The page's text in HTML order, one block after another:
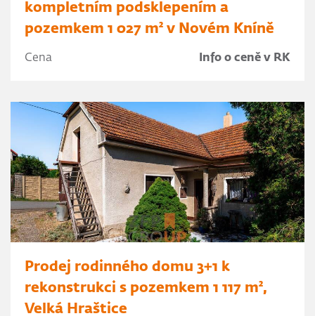
kompletním podsklepením a
pozemkem 1 027 m² v Novém Kníně
Cena Info o ceně v RK
Prodej rodinného domu 3+1 k
rekonstrukci s pozemkem 1 117 m²,
Velká Hraštice